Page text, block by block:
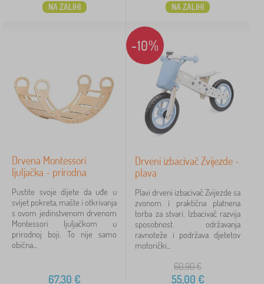
NA ZALIHI NA ZALIHI
Drvena Montessori
ljuljačka - prirodna
Pustite svoje dijete da uđe u
svijet pokreta, mašte i otkrivanja
s ovom jedinstvenom drvenom
Montessori ljuljačkom u
prirodnoj boji. To nije samo
obična...
67,30 €
-10%
Drveni izbacivač Zvijezde -
plava
Plavi drveni izbacivač Zvijezde sa
zvonom i praktična platnena
torba za stvari. Izbacivač razvija
sposobnost održavanja
ravnoteže i podržava djetetov
motorički...
60,90€
55,00 €